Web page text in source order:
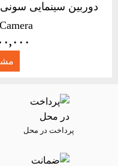
پرداخت در محل